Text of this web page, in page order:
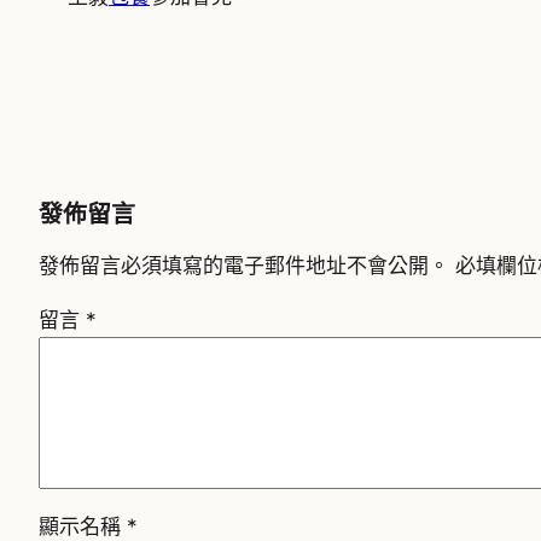
發佈留言
發佈留言必須填寫的電子郵件地址不會公開。 必填欄
留言 *
顯示名稱 *